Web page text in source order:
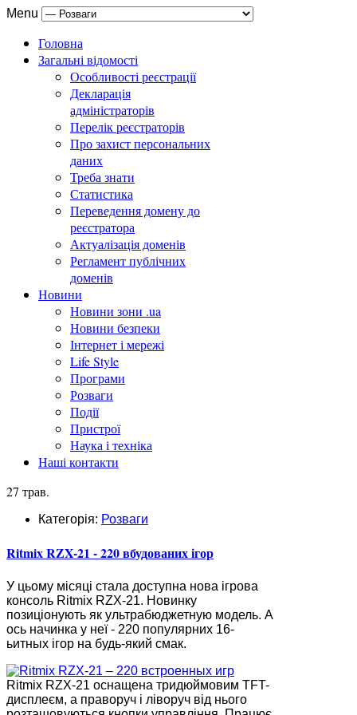
Menu
Головна
Загальні відомості
Особливості реєстрації
Декларація
адміністраторів
Перелік реєстраторів
Про захист персональних
даних
Треба знати
Статистика
Переведення домену до
реєстратора
Актуалізація доменів
Регламент публічних
доменів
Новини
Новини зони .ua
Новини безпеки
Інтернет і мережі
Life Style
Програми
Розваги
Події
Пристрої
Наука і техніка
Наші контакти
27 трав.
Категорія: Розваги
Ritmix RZX-21 - 220 вбудованих ігор
У цьому місяці стала доступна нова ігрова
консоль Ritmix RZX-21. Новинку
позиціонують як ультрабюджетную модель. А
ось начинка у неї - 220 популярних 16-
ьитных ігор на будь-який смак.
Ritmix RZX-21 оснащена тридюймовим TFT-
дисплеєм, а праворуч і ліворуч від нього